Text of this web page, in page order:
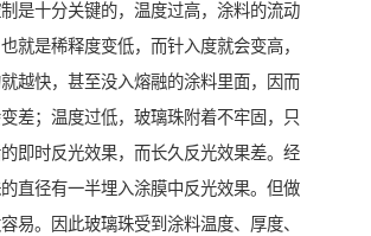
是十分关键的，温度过高，涂料的流动
就是稀释度变低，而针入度就会变高，
越快，甚至没入熔融的涂料里面，因而
差；温度过低，玻璃珠附着不牢固，只
即时反光效果，而长久反光效果差。经
直径有一半埋入涂膜中反光效果。但做
易。因此玻璃珠受到涂料温度、厚度、